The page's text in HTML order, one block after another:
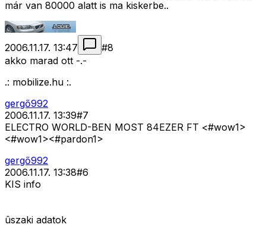
már van 80000 alatt is ma kiskerbe..
2006.11.17. 13:47 #8
akko marad ott -.-
.: mobilize.hu :.
gergő992
2006.11.17. 13:39#7
ELECTRO WORLD-BEN MOST 84EZER FT <#wow1>
<#wow1><#pardon1>
gergő992
2006.11.17. 13:38#6
KIS info
ûszaki adatok